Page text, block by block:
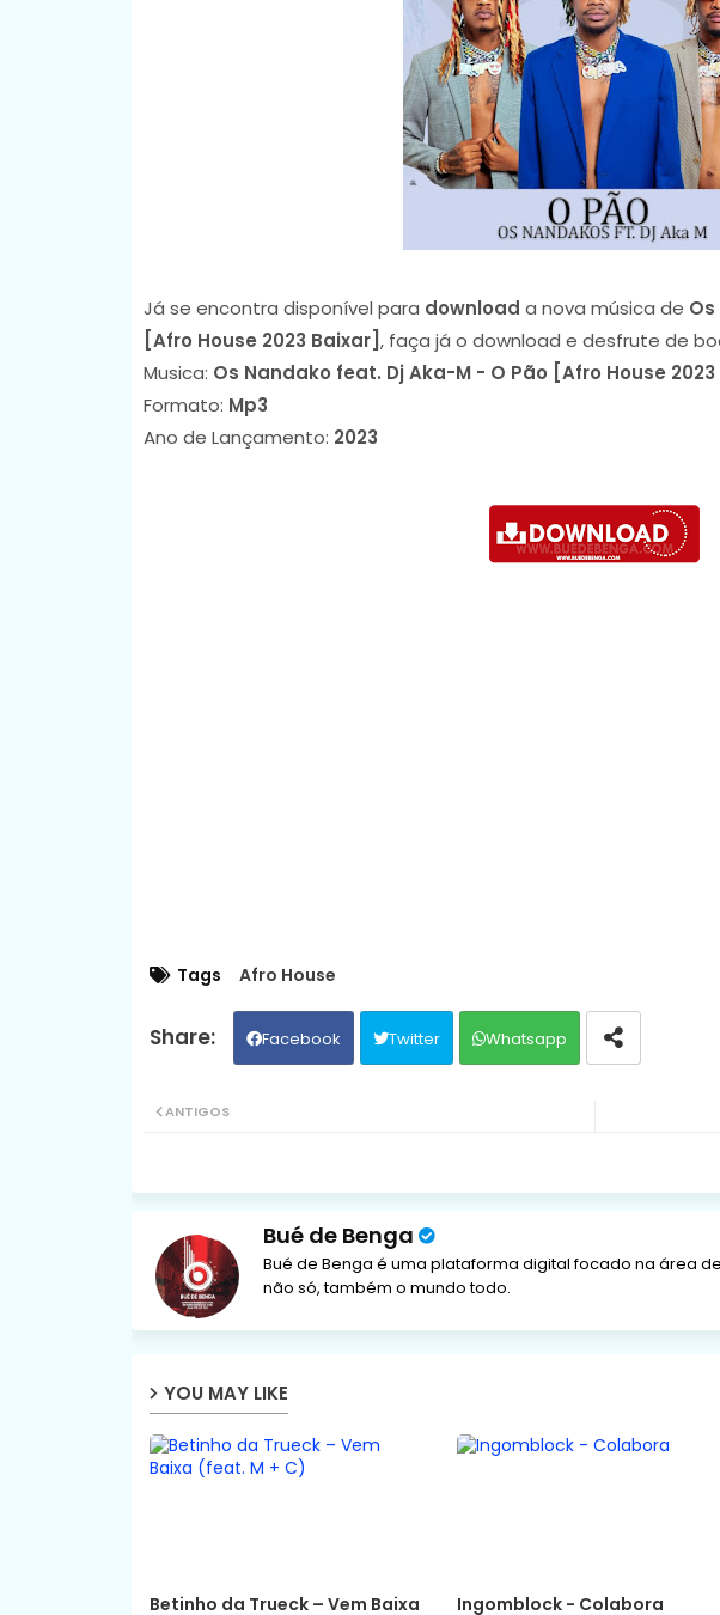
Já se encontra disponível para download a nova música de
[Afro House 2023 Baixar] , faça já o download e desfrute de
Musica: Os Nandako feat. Dj Aka-M - O Pão [Afro House 2023
Formato: Mp3
Ano de Lançamento: 2023
Tags Afro House
Facebook Twitter Whatsapp
ANTIGOS
Bué de Benga
Bué de Benga é uma plataforma digital focado na área
não só, também o mundo todo.
YOU MAY LIKE
Betinho da Trueck – Vem Baixa
Ingomblock - Colabora